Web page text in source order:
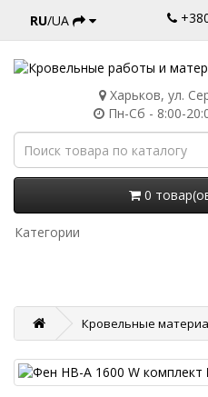
RU/UA
Харьков, ул.
Пн-Сб - 8:00-
0
Категории
Кровельные